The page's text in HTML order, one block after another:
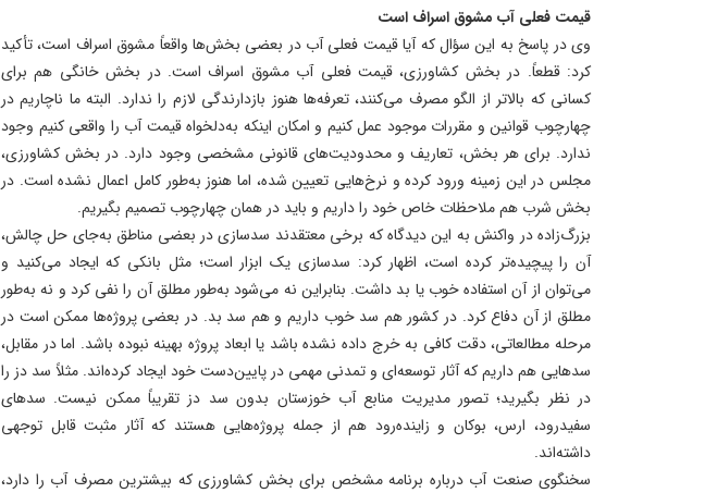
قیمت فعلی آب مشوق اسراف است
وی در پاسخ به این سؤال که آیا قیمت فعلی آب در بعضی بخش‌ها واقعاً مشوق اسراف است، تأکید
کرد: قطعاً. در بخش کشاورزی، قیمت فعلی آب مشوق اسراف است. در بخش خانگی هم برای
کسانی که بالاتر از الگو مصرف می‌کنند، تعرفه‌ها هنوز بازدارندگی لازم را ندارد. البته ما ناچاریم در
چهارچوب قوانین و مقررات موجود عمل کنیم و امکان اینکه به‌دلخواه قیمت آب را واقعی کنیم وجود
ندارد. برای هر بخش، تعاریف و محدودیت‌های قانونی مشخصی وجود دارد. در بخش کشاورزی،
مجلس در این زمینه ورود کرده و نرخ‌هایی تعیین شده، اما هنوز به‌طور کامل اعمال نشده است. در
بخش شرب هم ملاحظات خاص خود را داریم و باید در همان چهارچوب تصمیم بگیریم.
بزرگ‌زاده در واکنش به این دیدگاه که برخی معتقدند سدسازی در بعضی مناطق به‌جای حل چالش،
آن را پیچیده‌تر کرده است، اظهار کرد: سدسازی یک ابزار است؛ مثل بانکی که ایجاد می‌کنید و
می‌توان از آن استفاده خوب یا بد داشت. بنابراین نه می‌شود به‌طور مطلق آن را نفی کرد و نه به‌طور
مطلق از آن دفاع کرد. در کشور هم سد خوب داریم و هم سد بد. در بعضی پروژه‌ها ممکن است در
مرحله مطالعاتی، دقت کافی به خرج داده نشده باشد یا ابعاد پروژه بهینه نبوده باشد. اما در مقابل،
سدهایی هم داریم که آثار توسعه‌ای و تمدنی مهمی در پایین‌دست خود ایجاد کرده‌اند. مثلاً سد دز را
در نظر بگیرید؛ تصور مدیریت منابع آب خوزستان بدون سد دز تقریباً ممکن نیست. سدهای
سفیدرود، ارس، بوکان و زاینده‌رود هم از جمله پروژه‌هایی هستند که آثار مثبت قابل توجهی
داشته‌اند.
سخنگوی صنعت آب درباره برنامه مشخص برای بخش کشاورزی که بیشترین مصرف آب را دارد،